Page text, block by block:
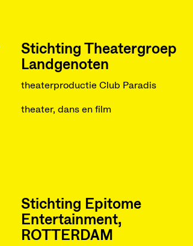
Stichting Theatergroep
Landgenoten
theaterproductie Club Paradis
theater, dans en film
Stichting Epitome
Entertainment,
ROTTERDAM